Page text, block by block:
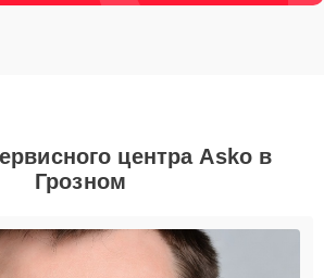
центра Asko в
Грозном